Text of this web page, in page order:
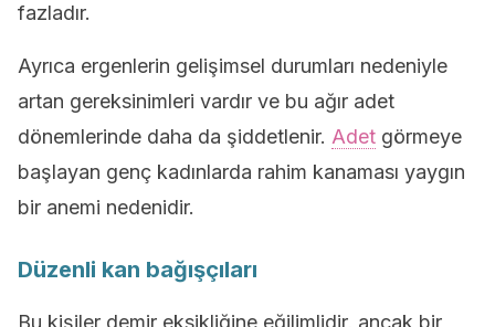
fazladır.
Ayrıca ergenlerin gelişimsel durumları nedeniyle
artan gereksinimleri vardır ve bu ağır adet
dönemlerinde daha da şiddetlenir. Adet görmeye
başlayan genç kadınlarda rahim kanaması yaygın
bir anemi nedenidir.
Düzenli kan bağışçıları
Bu kişiler demir eksikliğine eğilimlidir, ancak bir